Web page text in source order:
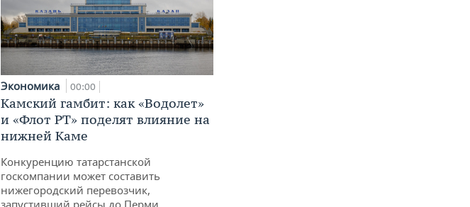
Экономика 00:00
Камский гамбит: как «Водолет»
и «Флот РТ» поделят влияние на
нижней Каме
Конкуренцию татарстанской
госкомпании может составить
нижегородский перевозчик,